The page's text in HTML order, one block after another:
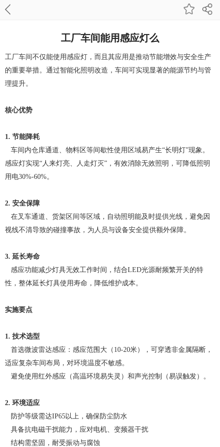
工厂车间能用感应灯么
工厂车间不仅能使用感应灯，而且其应用是推动节能增效与安全生产
的重要举措。通过智能化照明改造，车间可实现显著的能源节约与管
理提升。
核心优势
1. 节能降耗
车间内仓库通道、物料区等间歇性使用区域易产生“长明灯”现象。
感应灯实现“人来灯亮、人走灯灭”，有效消除无效照明，可降低照明
用电30%-60%。
2. 安全保障
在叉车通道、货架区间等区域，自动照明能及时提供光线，避免因
视线不清导致的碰撞事故，为人员与设备安全提供额外保障。
3. 延长寿命
感应功能减少灯具无效工作时间，结合LED光源耐频繁开关的特
性，整体延长灯具使用寿命，降低维护成本。
实施要点
1. 技术选型
首选微波雷达感应：感应范围大（ 10-20米），可穿透非金属隔断，
适应复杂车间布局，对环境温度不敏感。
避免使用红外感应（高温环境易失灵）和声光控制（易误触发）。
2. 环境适应
防护等级需达IP65以上，确保防尘防水
具备抗电磁干扰能力，应对电机、变频器干扰
结构需坚固，耐受振动与腐蚀